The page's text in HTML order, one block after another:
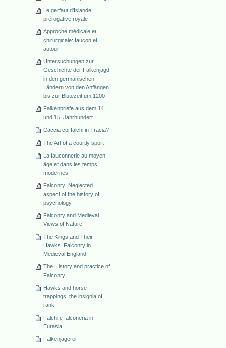
Le gerfaut d'Islande,
prérogative royale
Approche médicale et
chirurgicale: faucon et
autour
Untersuchungen zur
Geschichte der Falkenjagd
in den germanischen
Ländern von den Anfängen
bis zur Blütezeit um 1200
Falkenbriefe aus dem 14.
und 15. Jahrhundert
Caccia coi falchi in Tracia?
The Art of a courtly sport
La fauconnerie au moyen
âge et dans les temps
modernes
Falconry: Neglected
aspect of the history of
psychology
Falconry and Medieval
Views of Nature
The Kings and Their
Hawks. Falconry in
Medieval England
The History and practice of
Falconry
Hawks and horse-
trappings: the insignia of
rank
Falchi e falconeria in
Eurasia
Falkenjägerei